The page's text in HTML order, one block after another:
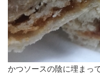
かつソースの陰に埋まっ